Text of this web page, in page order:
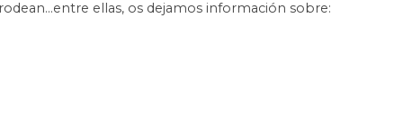
ellas, os dejamos información sobre: